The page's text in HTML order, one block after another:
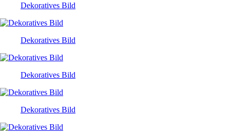
Dekoratives Bild
Dekoratives Bild
Dekoratives Bild
Dekoratives Bild